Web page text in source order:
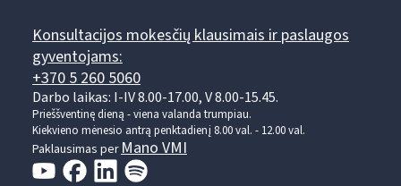
Konsultacijos mokesčių klausimais ir paslaugos
gyventojams:
+370 5 260 5060
Darbo laikas: I-IV 8.00-17.00, V 8.00-15.45.
Prieššventinę dieną - viena valanda trumpiau.
Kiekvieno mėnesio antrą penktadienį 8.00 val. - 12.00 val.
Paklausimas perMano VMI